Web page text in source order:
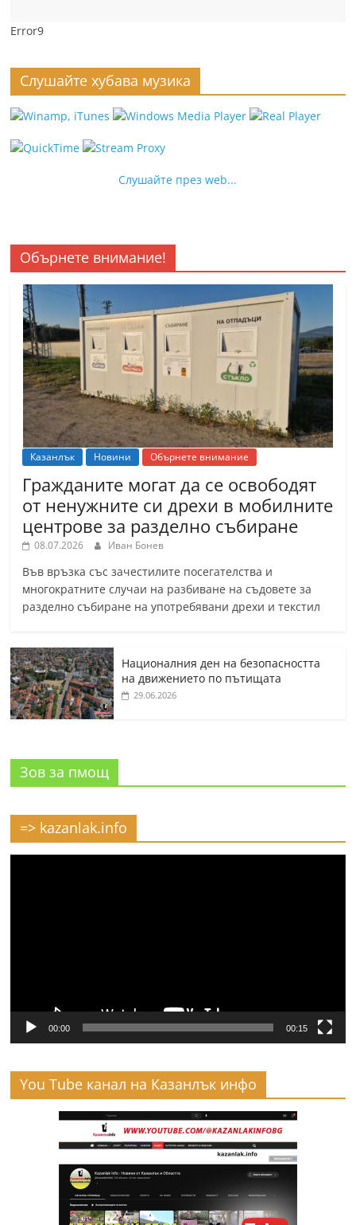
Error9
Слушайте хубава музика
Слушайте през web...
Обърнете внимание!
Казанлък Новини Обърнете внимание
Гражданите могат да се освободят
от ненужните си дрехи в мобилните
центрове за разделно събиране
08.07.2026 Иван Бонев
Във връзка със зачестилите посегателства и
многократните случаи на разбиване на съдовете за
разделно събиране на употребявани дрехи и текстил
Националния ден на безопасността
на движението по пътищата
29.06.2026
Зов за пмощ
=> kazanlak.info
00:00 00:15
You Tube канал на Казанлък инфо